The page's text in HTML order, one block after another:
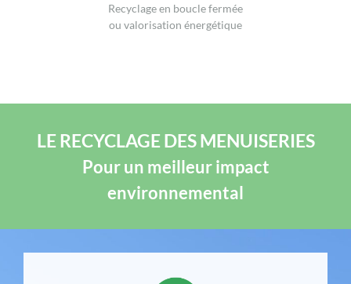
Recyclage en boucle fermée
ou valorisation énergétique
LE RECYCLAGE DES MENUISERIES
Pour un meilleur impact
environnemental